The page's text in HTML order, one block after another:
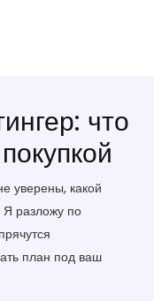
что
уверены, какой
Я разложу по
план под ваш